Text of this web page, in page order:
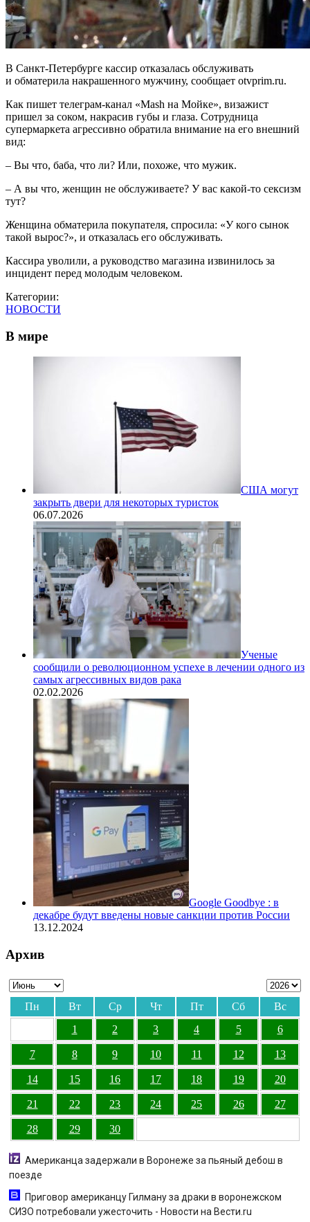
В Санкт-Петербурге кассир отказалась обслуживать
и обматерила накрашенного мужчину, сообщает otvprim.ru.
Как пишет телеграм-канал «Mash на Мойке», визажист
пришел за соком, накрасив губы и глаза. Сотрудница
супермаркета агрессивно обратила внимание на его внешний
вид:
– Вы что, баба, что ли? Или, похоже, что мужик.
– А вы что, женщин не обслуживаете? У вас какой-то сексизм
тут?
Женщина обматерила покупателя, спросила: «У кого сынок
такой вырос?», и отказалась его обслуживать.
Кассира уволили, а руководство магазина извинилось за
инцидент перед молодым человеком.
Категории:
НОВОСТИ
В мире
США могут
закрыть двери для некоторых туристок
06.07.2026
Ученые
сообщили о революционном успехе в лечении одного из
самых агрессивных видов рака
02.02.2026
Google Goodbye : в
декабре будут введены новые санкции против России
13.12.2024
Архив
Пн Вт Ср Чт Пт Сб
Вс
1
2 3 4 5 6
7 8 9 10 11 12 13
14 15 16 17 18 19 20
21 22 23 24 25 26 27
28 29 30
Американца задержали в Воронеже за пьяный дебош в
поезде
Приговор американцу Гилману за драки в воронежском
СИЗО потребовали ужесточить - Новости на Вести.ru